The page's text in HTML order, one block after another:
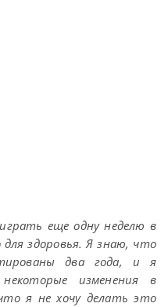
еще одну неделю в
для здоровья. Я знаю, что
два года, и я
изменения в
я не хочу делать это